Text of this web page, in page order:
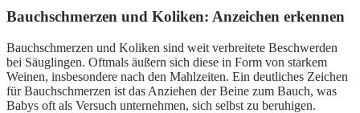
Bauchschmerzen und Koliken: Anzeichen erkennen
Bauchschmerzen und Koliken sind weit verbreitete Beschwerden
bei Säuglingen. Oftmals äußern sich diese in Form von starkem
Weinen, insbesondere nach den Mahlzeiten. Ein deutliches Zeichen
für Bauchschmerzen ist das Anziehen der Beine zum Bauch, was
Babys oft als Versuch unternehmen, sich selbst zu beruhigen.